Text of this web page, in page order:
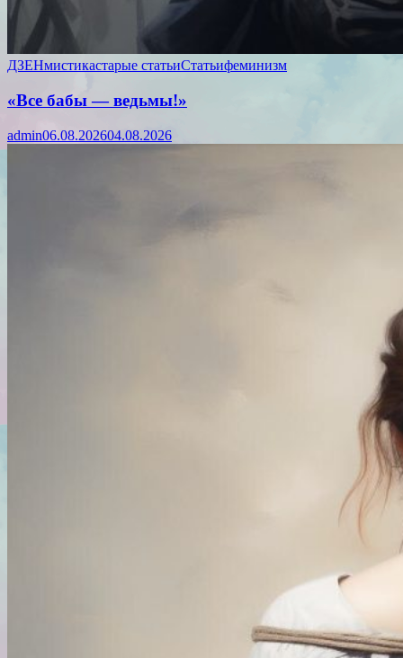
ДЗЕНмистикастарые статьиСтатьифеминизм
«Все бабы — ведьмы!»
admin06.08.202604.08.2026